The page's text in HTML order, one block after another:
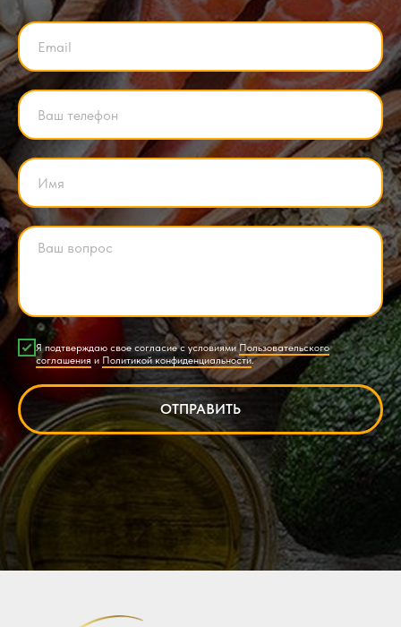
Я подтверждаю свое согласие с условиямиПользовательского
соглашения и Политикой конфиденциальности.
ОТПРАВИТЬ